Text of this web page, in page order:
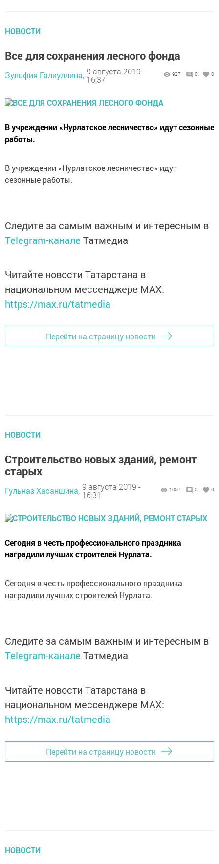
НОВОСТИ
Все для сохранения лесного фонда
Зульфия Галиуллина, 9 августа 2019 -
16:37
927 0 0
В учреждении «Нурлатское лесничество» идут сезонные
работы.
В учреждении «Нурлатское лесничество» идут
сезонные работы.
Следите за самым важным и интересным в
Telegram-канале Татмедиа
Читайте новости Татарстана в
национальном мессенджере MАХ:
https://max.ru/tatmedia
Перейти на страницу новости
НОВОСТИ
Строительство новых зданий, ремонт
старых
Гульназ Хасаншина, 9 августа 2019 -
16:31
1007 0 0
Сегодня в честь профессионального праздника
наградили лучших строителей Нурлата.
Сегодня в честь профессионального праздника
наградили лучших строителей Нурлата.
Следите за самым важным и интересным в
Telegram-канале Татмедиа
Читайте новости Татарстана в
национальном мессенджере MАХ:
https://max.ru/tatmedia
Перейти на страницу новости
НОВОСТИ